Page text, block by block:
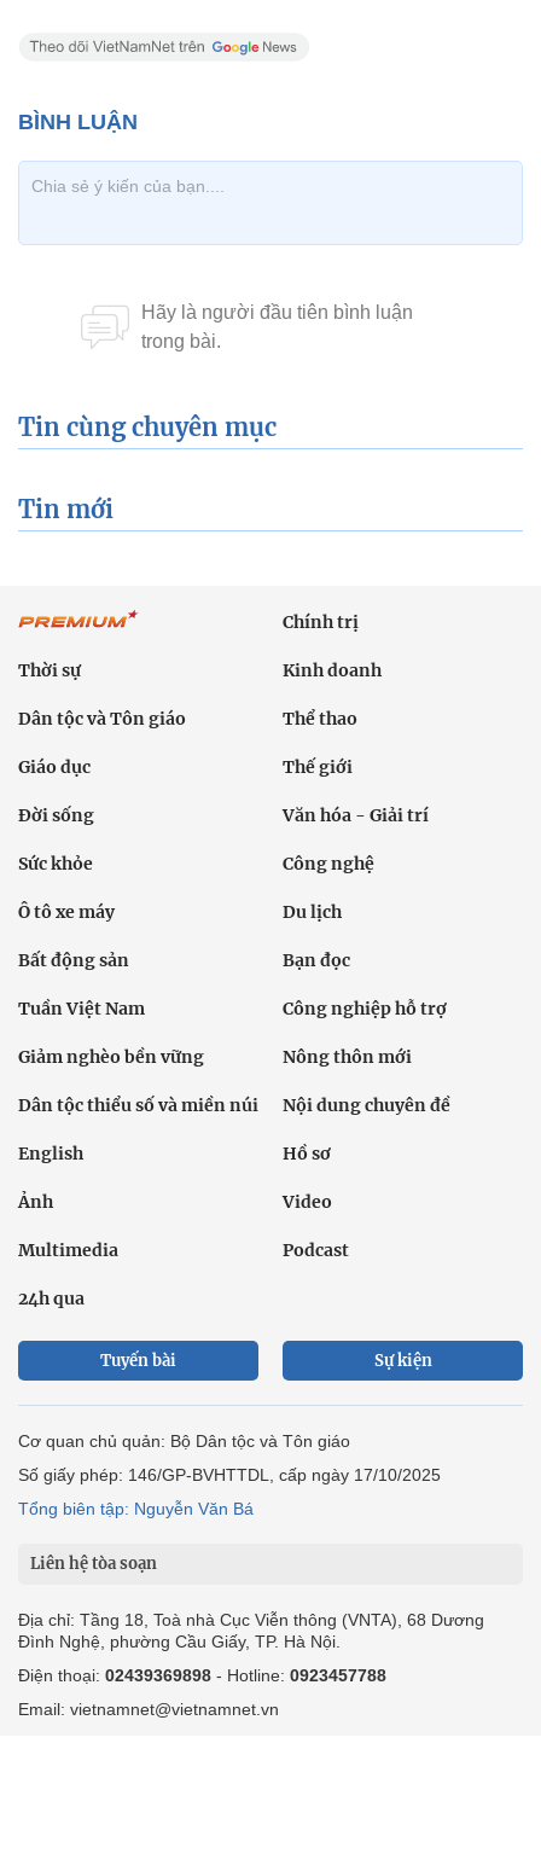
Tin cùng chuyên mục
Tin mới
Chính trị
Thời sự Kinh doanh
Dân tộc và Tôn giáo Thể thao
Giáo dục Thế giới
Đời sống Văn hóa - Giải trí
Sức khỏe Công nghệ
Ô tô xe máy Du lịch
Bất động sản Bạn đọc
Tuần Việt Nam Công nghiệp hỗ trợ
Giảm nghèo bền vững Nông thôn mới
Dân tộc thiểu số và miền núi Nội dung chuyên đề
English Hồ sơ
Ảnh Video
Multimedia Podcast
24h qua
Tuyến bài Sự kiện
Cơ quan chủ quản: Bộ Dân tộc và Tôn giáo
Số giấy phép: 146/GP-BVHTTDL, cấp ngày 17/10/2025
Tổng biên tập: Nguyễn Văn Bá
Liên hệ tòa soạn
Địa chỉ: Tầng 18, Toà nhà Cục Viễn thông (VNTA), 68 Dương
Đình Nghệ, phường Cầu Giấy, TP. Hà Nội.
Điện thoại: 02439369898 - Hotline: 0923457788
Email: vietnamnet@vietnamnet.vn